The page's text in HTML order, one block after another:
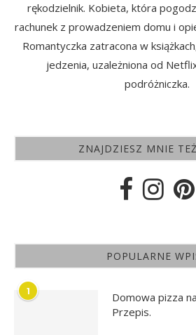
rękodzielnik. Kobieta, która
rachunek z prowadzeniem domu i
Romantyczka zatracona w
jedzenia, uzależniona od
podróżniczka.
ZNAJDZIESZ MNIE
POPULARNE
1
Domowa pizza
Przepis.